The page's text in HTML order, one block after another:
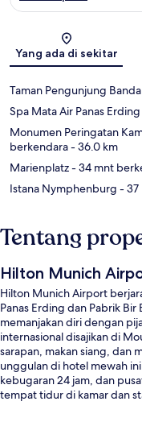
Yang ada di sekitar
Taman Pengunjung
Spa Mata Air Panas Erding
Monumen Peringatan
berkendara- 36.0 km
Marienplatz- 34 mnt
Istana Nymphenburg - 37
Tentang
Hilton Munich
Hilton Munich Airport
Panas Erding dan Pabrik
memanjakan diri dengan
internasional disajikan di
sarapan, makan siang, dan
unggulan di hotel mewah
kebugaran 24 jam, dan
tempat tidur di kamar dan